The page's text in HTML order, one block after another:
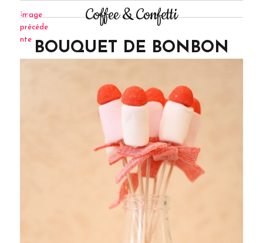
Coffee & Confetti
Image
précéde
nte
BOUQUET DE BONBON